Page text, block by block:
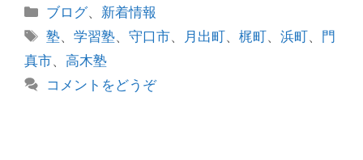
カ
テ
リ
ー
ブログ、 新着情報
タ
グ
塾、学習塾、守口市、 月出町、梶町、浜町、 門
真市、 高木塾
コメントをどうぞ